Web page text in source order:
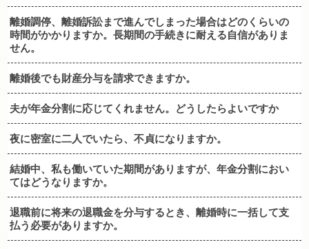
離婚調停、離婚訴訟まで進んでしまった場合はどのくらいの
時間がかかりますか。長期間の手続きに耐える自信がありま
せん。
離婚後でも財産分与を請求できますか。
夫が年金分割に応じてくれません。どうしたらよいですか
夜に密室に二人でいたら、不貞になりますか。
結婚中、私も働いていた期間がありますが、年金分割におい
てはどうなりますか。
退職前に将来の退職金を分与するとき、離婚時に一括して支
払う必要がありますか。